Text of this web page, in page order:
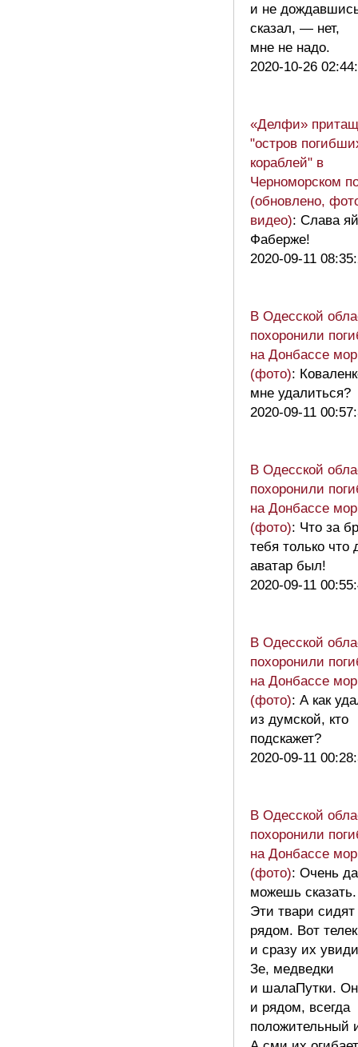
и не
сказал, — нет,
мне не надо.
2020-10-26
«Делфи»
"остров
кораблей" в
Черноморском
(обновлено,
видео): Слава
Фаберже!
2020-09-11
В Одесской
похоронили
на Донбассе
(фото):
мне удалиться?
2020-09-11
В Одесской
похоронили
на Донбассе
(фото): Что за
тебя только что
аватар был!
2020-09-11
В Одесской
похоронили
на Донбассе
(фото): А как
из думской, кто
подскажет?
2020-09-11
В Одесской
похоронили
на Донбассе
(фото): Очень
можешь сказать.
Эти твари сидят
рядом. Вот
и сразу их
Зе, медведки
и шалаПутки.
и рядом, всегда
положительный